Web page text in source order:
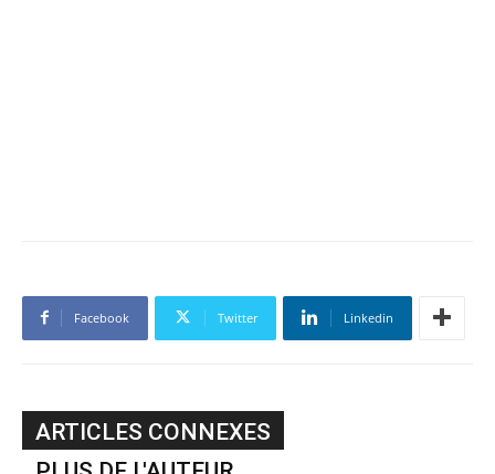
Facebook Twitter Linkedin
ARTICLES CONNEXES